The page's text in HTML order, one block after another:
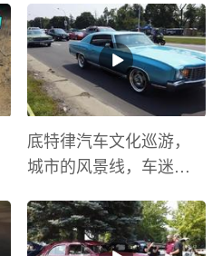
底特律汽车文化巡游，
城市的风景线，车迷的